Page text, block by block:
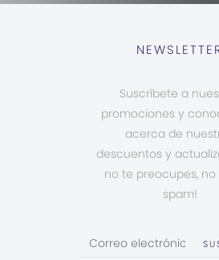
Suscríbete a
promociones y
acerca de
descuentos y
no te preocupes, no
spam!